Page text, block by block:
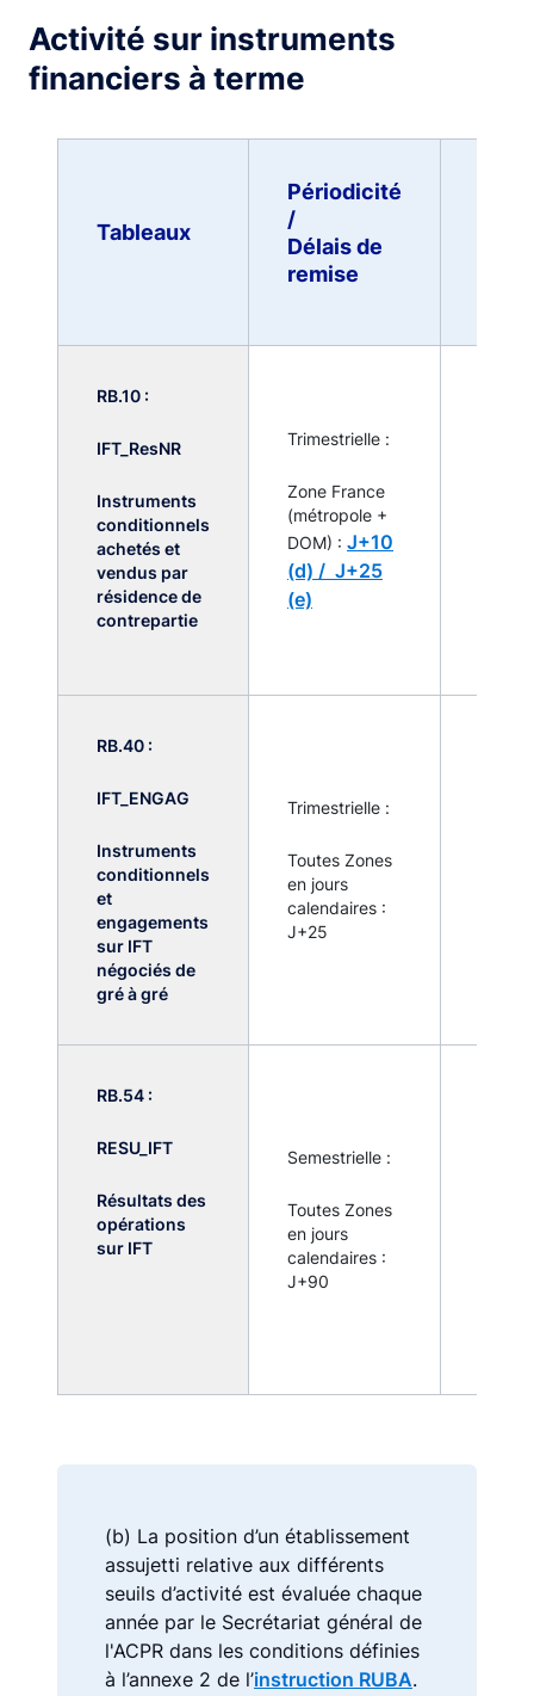
Activité sur instruments
financiers à terme
Tableaux
Périodicité
/
Délais de
remise
RB.10 :
IFT_ResNR
Instruments
conditionnels
achetés et
vendus par
résidence de
contrepartie
Trimestrielle :
Zone France
(métropole +
DOM) : J+10
(d) / J+25
(e)
RB.40 :
IFT_ENGAG
Instruments
conditionnels
et
engagements
sur IFT
négociés de
gré à gré
Trimestrielle :
Toutes Zones
en jours
calendaires :
J+25
RB.54 :
RESU_IFT
Résultats des
opérations
sur IFT
Semestrielle :
Toutes Zones
en jours
calendaires :
J+90
(b) La position d’un établissement
assujetti relative aux différents
seuils d’activité est évaluée chaque
année par le Secrétariat général de
l'ACPR dans les conditions définies
à l’annexe 2 de l’instruction RUBA.